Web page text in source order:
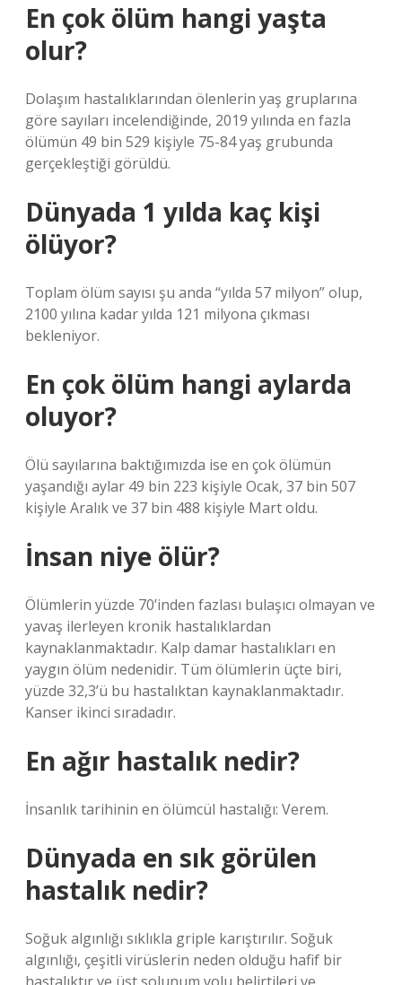
En çok ölüm hangi yaşta
olur?
Dolaşım hastalıklarından ölenlerin yaş gruplarına
göre sayıları incelendiğinde, 2019 yılında en fazla
ölümün 49 bin 529 kişiyle 75-84 yaş grubunda
gerçekleştiği görüldü.
Dünyada 1 yılda kaç kişi
ölüyor?
Toplam ölüm sayısı şu anda “yılda 57 milyon” olup,
2100 yılına kadar yılda 121 milyona çıkması
bekleniyor.
En çok ölüm hangi aylarda
oluyor?
Ölü sayılarına baktığımızda ise en çok ölümün
yaşandığı aylar 49 bin 223 kişiyle Ocak, 37 bin 507
kişiyle Aralık ve 37 bin 488 kişiyle Mart oldu.
İnsan niye ölür?
Ölümlerin yüzde 70’inden fazlası bulaşıcı olmayan ve
yavaş ilerleyen kronik hastalıklardan
kaynaklanmaktadır. Kalp damar hastalıkları en
yaygın ölüm nedenidir. Tüm ölümlerin üçte biri,
yüzde 32,3’ü bu hastalıktan kaynaklanmaktadır.
Kanser ikinci sıradadır.
En ağır hastalık nedir?
İnsanlık tarihinin en ölümcül hastalığı: Verem.
Dünyada en sık görülen
hastalık nedir?
Soğuk algınlığı sıklıkla griple karıştırılır. Soğuk
algınlığı, çeşitli virüslerin neden olduğu hafif bir